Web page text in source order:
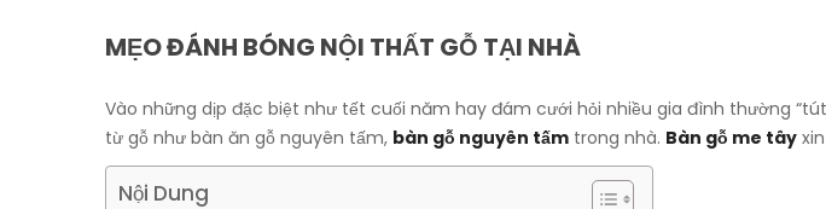
MẸO ĐÁNH BÓNG NỘI THẤT GỖ TẠI NHÀ
Vào những dịp đặc biệt như tết cuối năm hay đám cưới hỏi nhiều gia đình thường
từ gỗ như bàn ăn gỗ nguyên tấm, bàn gỗ nguyên tấm trong nhà. Bàn gỗ me tây
Nội Dung